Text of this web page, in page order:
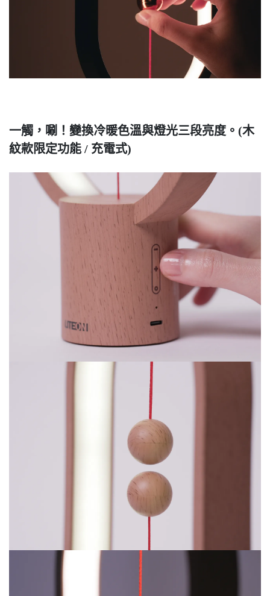
一觸，唰！變換冷暖色溫與燈光三段亮度。(木
紋款限定功能 / 充電式)